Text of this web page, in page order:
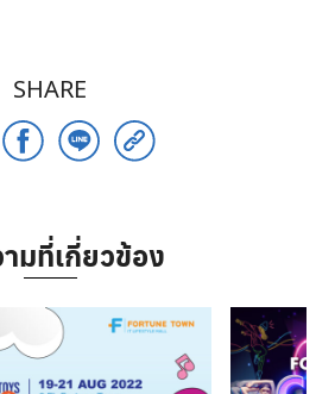
SHARE
มที่เกี่ยวข้อง